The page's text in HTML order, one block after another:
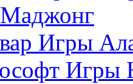
Маджонг
Игры
Игры